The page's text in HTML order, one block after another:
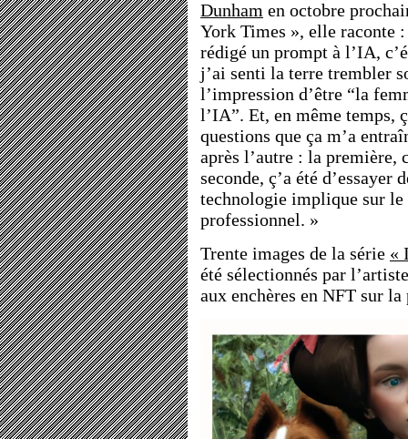
Dunham en octobre
York Times », elle raconte
rédigé un prompt à l’IA,
j’ai senti la terre trembler
l’impression d’être “la
l’IA”. Et, en même temps,
questions que ça m’a
après l’autre : la première,
seconde, ç’a été d’essayer
technologie implique sur
professionnel. »
Trente images de la série «
été sélectionnés par
aux enchères en NFT sur